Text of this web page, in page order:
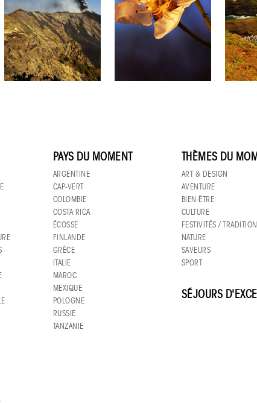
PAYS DU MOMENT
ARGENTINE
CAP-VERT
COLOMBIE
COSTA RICA
ÉCOSSE
FINLANDE
GRÈCE
ITALIE
MAROC
MEXIQUE
POLOGNE
RUSSIE
TANZANIE
THÈMES DU
ART & DESIGN
AVENTURE
BIEN-ÊTRE
CULTURE
FESTIVITÉS /
NATURE
SAVEURS
SPORT
SÉJOURS